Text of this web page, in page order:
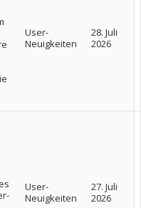
User-
Neuigkeiten
28. Juli
2026
User-
Neuigkeiten
27. Juli
2026